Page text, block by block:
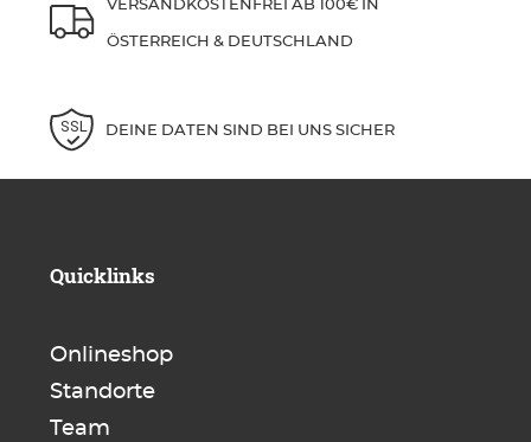
VERSANDKOSTENFREI AB 100€ IN
ÖSTERREICH & DEUTSCHLAND
DEINE DATEN SIND BEI UNS SICHER
Quicklinks
Onlineshop
Standorte
Team